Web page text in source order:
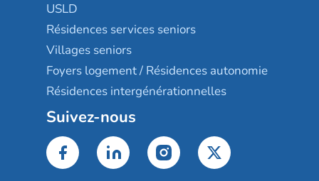
USLD
Résidences services seniors
Villages seniors
Foyers logement / Résidences autonomie
Résidences intergénérationnelles
Suivez-nous